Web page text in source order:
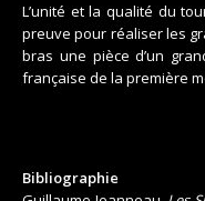
L’unité et la qualité du
preuve pour réaliser les
bras une pièce d’un
française de la première
Bibliographie